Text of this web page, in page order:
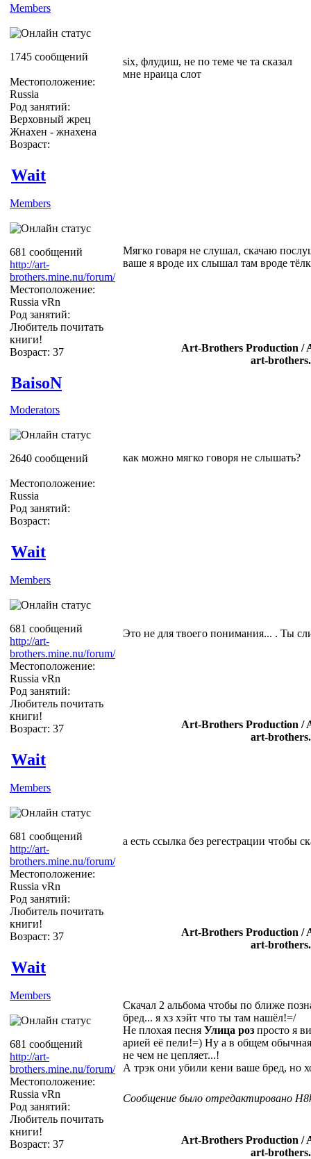
Members
1745 сообщений
Местоположение:
Russia
Род занятий:
Верховный жрец
Жнахен - жнахена
Возраст:
six, флудиш, не по теме че та сказал
мне нраица слот
Wait
Members
681 сообщений
http://art-
brothers.mine.nu/forum/
Местоположение:
Russia vRn
Род занятий:
Любитель почитать
книги!
Возраст: 37
Мягко говаря не слушал, скачаю
ваше я вроде их слышал там вроде
Art-Brothers Production /
art-
BaisoN
Moderators
2640 сообщений
Местоположение:
Russia
Род занятий:
Возраст:
как можно мягко говоря не слышать?
Wait
Members
681 сообщений
http://art-
brothers.mine.nu/forum/
Местоположение:
Russia vRn
Род занятий:
Любитель почитать
книги!
Возраст: 37
Это не для твоего понимания... . Ты
Art-Brothers Production /
art-
Wait
Members
681 сообщений
http://art-
brothers.mine.nu/forum/
Местоположение:
Russia vRn
Род занятий:
Любитель почитать
книги!
Возраст: 37
а есть ссылка без регестрации чтобы
Art-Brothers Production /
art-
Wait
Members
681 сообщений
http://art-
brothers.mine.nu/forum/
Местоположение:
Russia vRn
Род занятий:
Любитель почитать
книги!
Возраст: 37
Скачал 2 альбома чтобы по ближе
бред... я хз хэйт что ты там нашёл!=/
Не плохая песня Улица роз просто я
арией её пели!=) Ну а в общем обычная
не чем не цепляет...!
А трэк они убили кени ваше бред, но
Сообщение было отредактировано
Art-Brothers Production /
art-